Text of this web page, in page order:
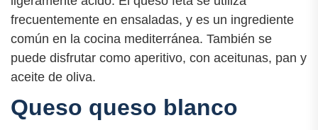
frecuentemente en ensaladas, y es un ingrediente
común en la cocina mediterránea. También se
puede disfrutar como aperitivo, con aceitunas, pan y
aceite de oliva.
Queso queso blanco